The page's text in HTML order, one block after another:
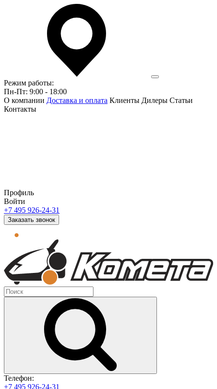
Режим работы:
Пн-Пт: 9:00 - 18:00
О компании Доставка и оплата Клиенты Дилеры Статьи
Контакты
Профиль
Войти
+7 495 926-24-31
Заказать звонок
Телефон:
+7 495 926-24-31